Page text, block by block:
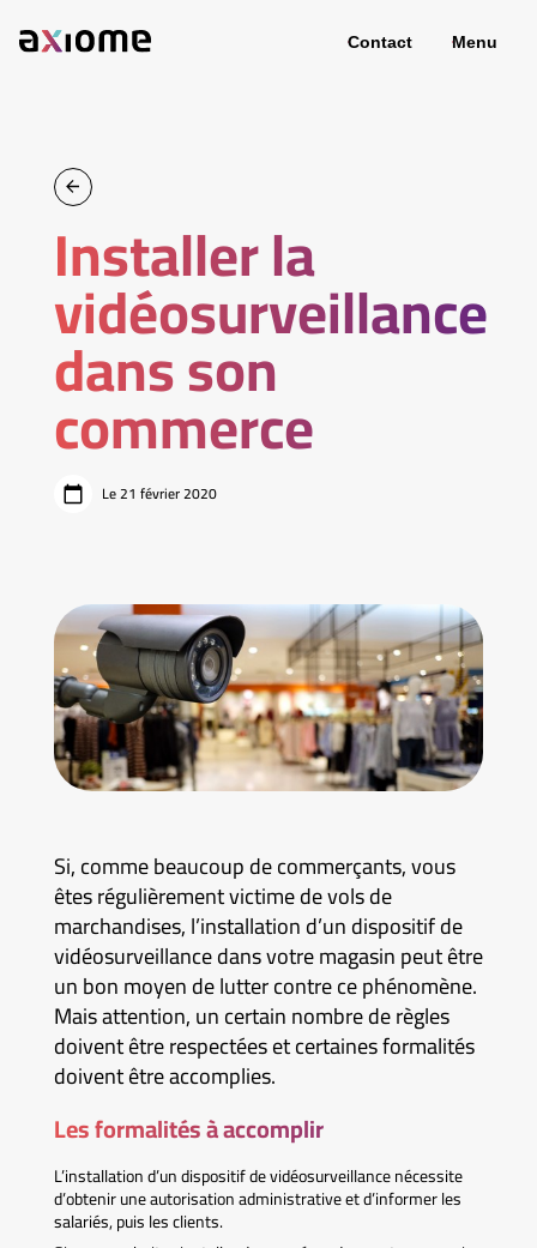
Contact Menu
Installer la
vidéosurveillance
dans son
commerce
Le 21 février 2020
Si, comme beaucoup de commerçants, vous
êtes régulièrement victime de vols de
marchandises, l’installation d’un dispositif de
vidéosurveillance dans votre magasin peut être
un bon moyen de lutter contre ce phénomène.
Mais attention, un certain nombre de règles
doivent être respectées et certaines formalités
doivent être accomplies.
Les formalités à accomplir
L’installation d’un dispositif de vidéosurveillance nécessite
d’obtenir une autorisation administrative et d’informer les
salariés, puis les clients.